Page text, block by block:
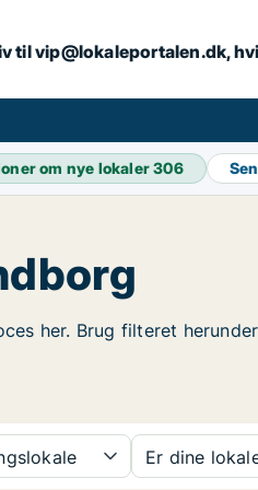
til vip@lokaleportalen.dk,
om nye lokaler306
her. Brug filteret
Er dine